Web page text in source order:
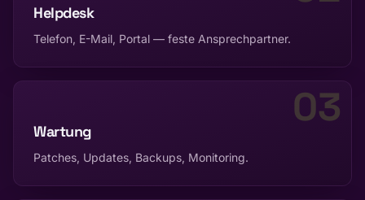
Helpdesk
Telefon, E-Mail, Portal — feste Ansprechpartner.
03
Wartung
Patches, Updates, Backups, Monitoring.